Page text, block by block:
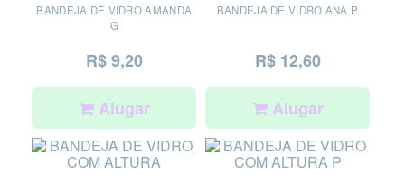
BANDEJA DE VIDRO AMANDA
G
R$ 9,20
Alugar
BANDEJA DE VIDRO ANA P
R$ 12,60
Alugar